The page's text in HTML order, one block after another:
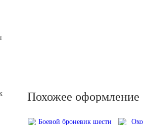
Похожее оформление